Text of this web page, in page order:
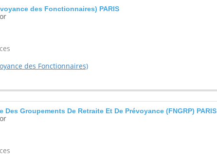
des Fonctionnaires) PARIS
des Fonctionnaires)
Des Groupements De Retraite Et De Prévoyance (FNGRP) PARIS